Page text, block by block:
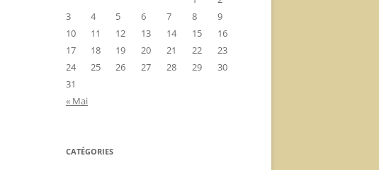
3
4 5 6 7 8
9
10
11 12 13 14 15
16
17
18 19 20 21 22
23
24
25 26 27 28 29
30
31
« Mai
CATÉGORIES